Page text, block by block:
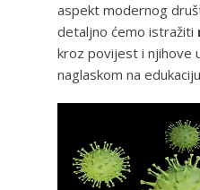
aspekt modernog
detaljno ćemo istražiti
kroz povijest i njihove
naglaskom na